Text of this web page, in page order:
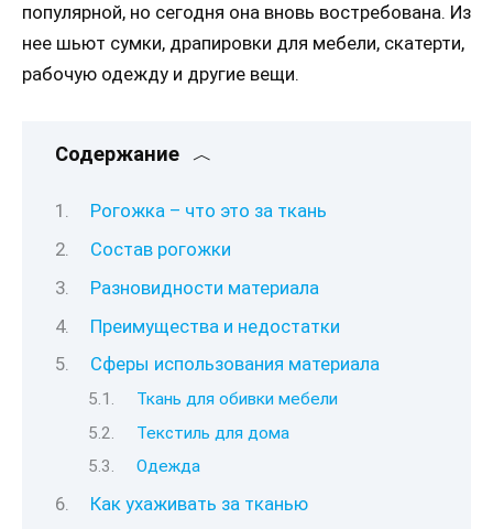
популярной, но сегодня она вновь востребована. Из
нее шьют сумки, драпировки для мебели, скатерти,
рабочую одежду и другие вещи.
Содержание
Рогожка – что это за ткань
Состав рогожки
Разновидности материала
Преимущества и недостатки
Сферы использования материала
Ткань для обивки мебели
Текстиль для дома
Одежда
Как ухаживать за тканью